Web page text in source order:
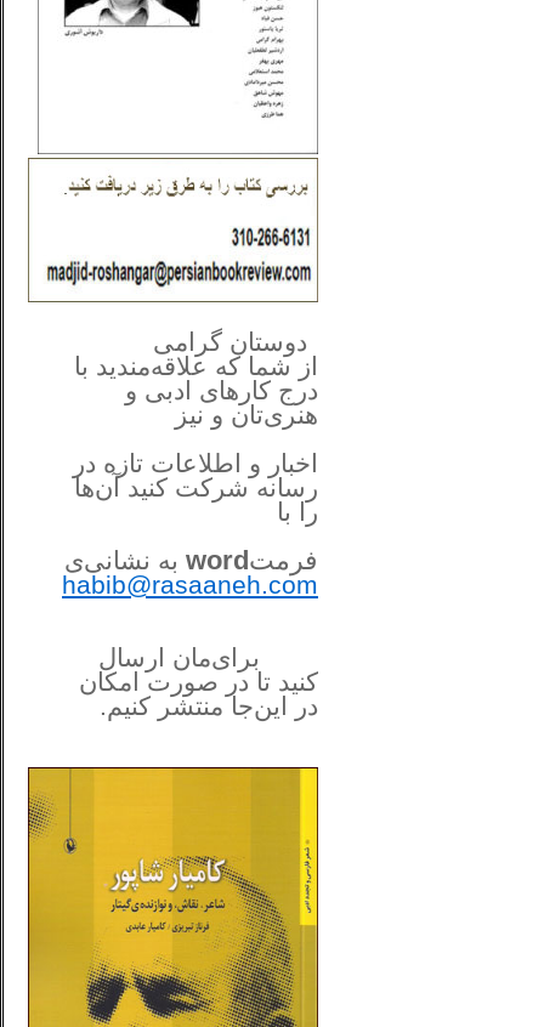
دوستان گرامی
از شما که علاقه‌مندید با
درج کارهای‌ ادبی و
هنری‌تان و نیز
اخبار و اطلاعات تازه در
رسانه شرکت کنید آن‌ها
را با
فرمتword به نشانی‌ی
habib@rasaaneh.com
برای‌مان ارسال
کنید تا در صورت امکان
در این‌جامنتشر کنیم.